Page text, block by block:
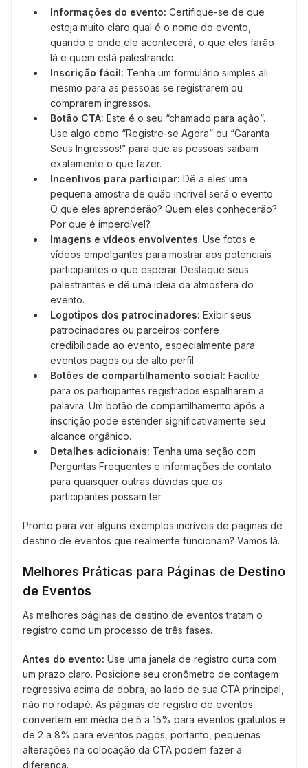
Informações do evento: Certifique-se de que
esteja muito claro qual é o nome do evento,
quando e onde ele acontecerá, o que eles farão
lá e quem está palestrando.
Inscrição fácil: Tenha um formulário simples ali
mesmo para as pessoas se registrarem ou
comprarem ingressos.
Botão CTA: Este é o seu “chamado para ação”.
Use algo como “Registre-se Agora” ou “Garanta
Seus Ingressos!” para que as pessoas saibam
exatamente o que fazer.
Incentivos para participar: Dê a eles uma
pequena amostra de quão incrível será o evento.
O que eles aprenderão? Quem eles conhecerão?
Por que é imperdível?
Imagens e vídeos envolventes: Use fotos e
vídeos empolgantes para mostrar aos potenciais
participantes o que esperar. Destaque seus
palestrantes e dê uma ideia da atmosfera do
evento.
Logotipos dos patrocinadores: Exibir seus
patrocinadores ou parceiros confere
credibilidade ao evento, especialmente para
eventos pagos ou de alto perfil.
Botões de compartilhamento social: Facilite
para os participantes registrados espalharem a
palavra. Um botão de compartilhamento após a
inscrição pode estender significativamente seu
alcance orgânico.
Detalhes adicionais: Tenha uma seção com
Perguntas Frequentes e informações de contato
para quaisquer outras dúvidas que os
participantes possam ter.
Pronto para ver alguns exemplos incríveis de páginas de
destino de eventos que realmente funcionam? Vamos lá.
Melhores Práticas para Páginas de Destino
de Eventos
As melhores páginas de destino de eventos tratam o
registro como um processo de três fases.
Antes do evento: Use uma janela de registro curta com
um prazo claro. Posicione seu cronômetro de contagem
regressiva acima da dobra, ao lado de sua CTA principal,
não no rodapé. As páginas de registro de eventos
convertem em média de 5 a 15% para eventos gratuitos e
de 2 a 8% para eventos pagos, portanto, pequenas
alterações na colocação da CTA podem fazer a
diferença.